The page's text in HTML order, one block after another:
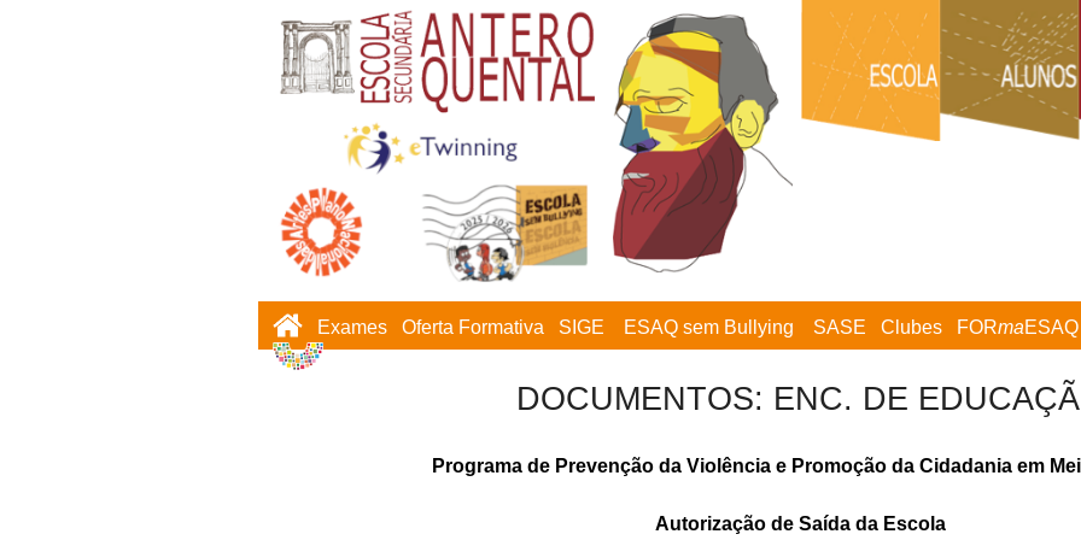
Exames Oferta Formativa SIGE ESAQ sem Bullying SASE Clubes FORmaESAQ
DOCUMENTOS: ENC. DE
Programa de Prevenção da Violência e Promoção da Cidadania em
Autorização de Saída da Escola